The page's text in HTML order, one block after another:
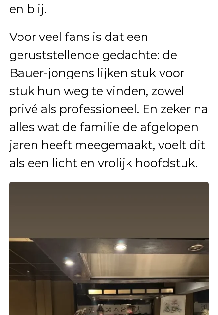
en blij.
Voor veel fans is dat een
geruststellende gedachte: de
Bauer-jongens lijken stuk voor
stuk hun weg te vinden, zowel
privé als professioneel. En zeker na
alles wat de familie de afgelopen
jaren heeft meegemaakt, voelt dit
als een licht en vrolijk hoofdstuk.